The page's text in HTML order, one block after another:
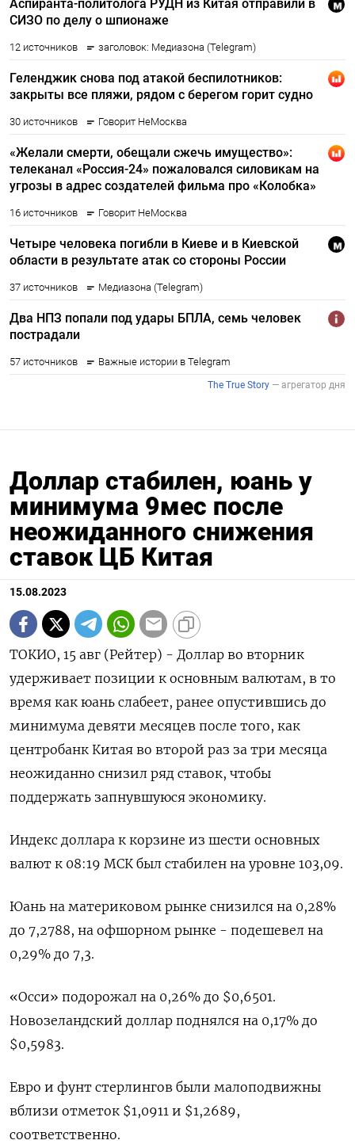
Доллар стабилен, юань у
минимума 9мес после
неожиданного снижения
ставок ЦБ Китая
15.08.2023
ТОКИО, 15 авг (Рейтер) - Доллар во вторник
удерживает позиции к основным валютам, в то
время как юань слабеет, ранее опустившись до
минимума девяти месяцев после того, как
центробанк Китая во второй раз за три месяца
неожиданно снизил ряд ставок, чтобы
поддержать запнувшуюся экономику.
Индекс доллара к корзине из шести основных
валют к 08:19 МСК был стабилен на уровне 103,09​.
Юань на материковом рынке снизился на 0,28%
до 7,2788​, на офшорном рынке - подешевел на
0,29% до 7,3.
«Осси» подорожал на 0,26% до $0,6501​.
Новозеландский доллар поднялся на 0,17% до
$0,5983​.
Евро и фунт стерлингов были малоподвижны
вблизи отметок $1,0911​ и $1,2689​,
соответственно.